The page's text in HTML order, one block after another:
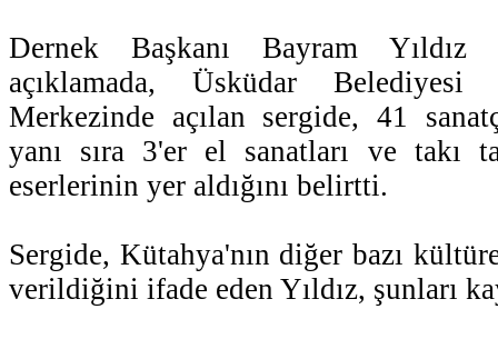
Dernek Başkanı Bayram Yıldız
açıklamada, Üsküdar
Merkezinde açılan sergide, 41
yanı sıra 3'er el sanatları ve takı
eserlerinin yer aldığını belirtti.
Sergide, Kütahya'nın diğer bazı
verildiğini ifade eden Yıldız, şunları